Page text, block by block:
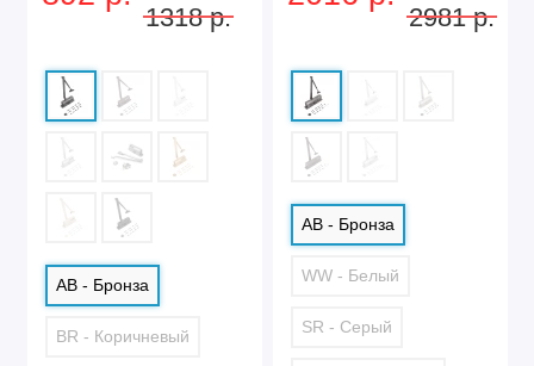
1318 р.
AB - Бронза
BR - Коричневый
2981 р.
AB - Бронза
WW - Белый
SR - Серый